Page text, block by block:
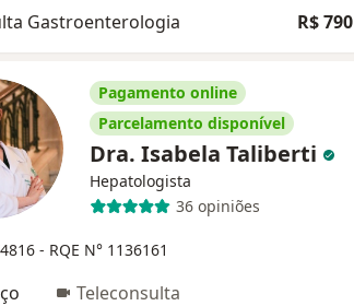
Gastroenterologia R$ 790
Pagamento online
Parcelamento disponível
Dra. Isabela Taliberti
Hepatologista
36 opiniões
- RQE N° 1136161
Teleconsulta